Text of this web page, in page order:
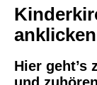
anklicken
Hier geht’s